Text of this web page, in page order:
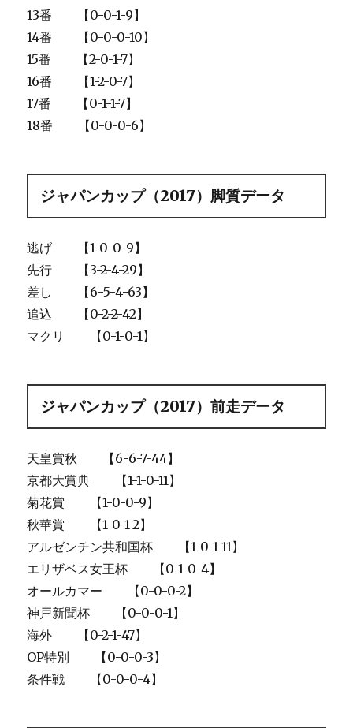
13番 【0-0-1-9】
14番 【0-0-0-10】
15番 【2-0-1-7】
16番 【1-2-0-7】
17番 【0-1-1-7】
18番 【0-0-0-6】
ジャパンカップ（2017）脚質データ
逃げ 【1-0-0-9】
先行 【3-2-4-29】
差し 【6-5-4-63】
追込 【0-2-2-42】
マクリ 【0-1-0-1】
ジャパンカップ（2017）前走データ
天皇賞秋 【6-6-7-44】
京都大賞典 【1-1-0-11】
菊花賞 【1-0-0-9】
秋華賞 【1-0-1-2】
アルゼンチン共和国杯 【1-0-1-11】
エリザベス女王杯 【0-1-0-4】
オールカマー 【0-0-0-2】
神戸新聞杯 【0-0-0-1】
海外 【0-2-1-47】
OP特別 【0-0-0-3】
条件戦 【0-0-0-4】